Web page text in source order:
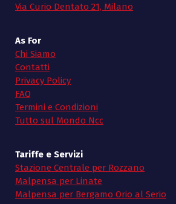
Via Curio Dentato 21, Milano
As For
Chi Siamo
Contatti
Privacy Policy
FAQ
Termini e Condizioni
Tutto sul Mondo Ncc
Tariffe e Servizi
Stazione Centrale per Rozzano
Malpensa per Linate
Malpensa per Bergamo Orio al Serio